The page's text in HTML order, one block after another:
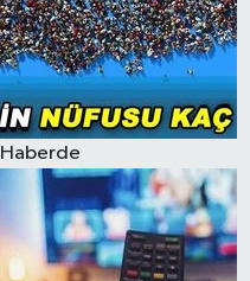
Haberde